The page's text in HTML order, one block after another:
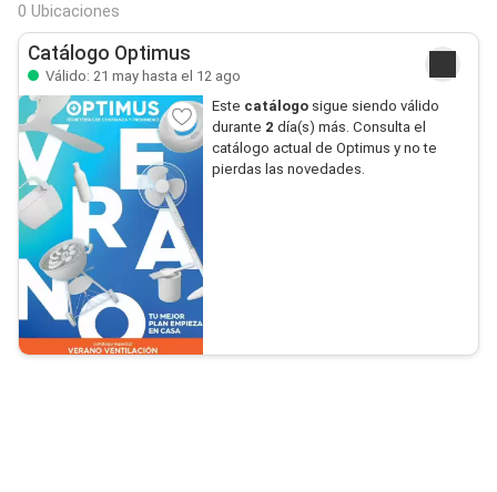
0 Ubicaciones
Catálogo Optimus
Válido: 21 may hasta el 12 ago
Este catálogosigue siendo válido
durante 2 día(s) más. Consulta el
catálogo actual de Optimus y no te
pierdas las novedades.